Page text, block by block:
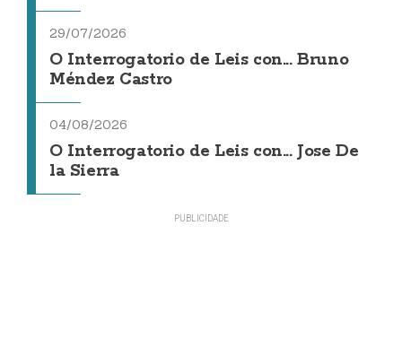
29/07/2026
O Interrogatorio de Leis con... Bruno
Méndez Castro
04/08/2026
O Interrogatorio de Leis con... Jose De
la Sierra